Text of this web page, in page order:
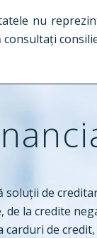
nu
soluții de
de la credite
carduri de